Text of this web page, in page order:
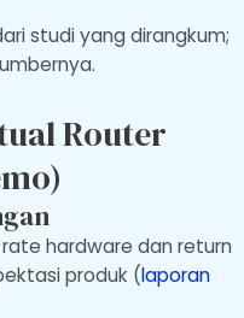
studi yang dirangkum;
Router
hardware dan return
produk (laporan